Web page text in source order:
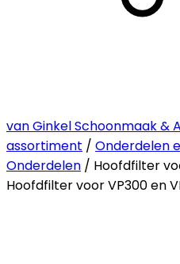
van Ginkel Schoonmaak &
assortiment / Onderdelen
Onderdelen / Hoofdfilter
Hoofdfilter voor VP300 en